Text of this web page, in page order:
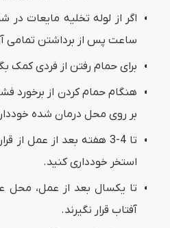
ساعت پس از برداشتن تمامی
برای حمام رفتن از فردی کمک
هنگام حمام کردن از برخورد
بر روی محل درمان شده
تا 4-3 هفته بعد از عمل از
استخر خودداری کنید.
تا یکسال بعد از عمل،
آفتاب قرار نگیرند.